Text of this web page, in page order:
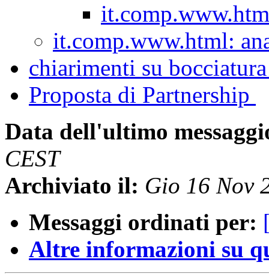
it.comp.www.html:
chiarimenti su
Proposta di Partnership
Data dell'ultimo
CEST
Archiviato il: Gio 16 Nov
Messaggi ordinati per:
Altre informazioni su